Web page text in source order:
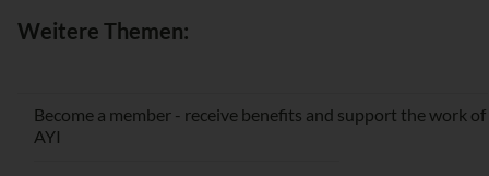
Weitere Themen:
Become a member - receive benefits and support the work of
AYI